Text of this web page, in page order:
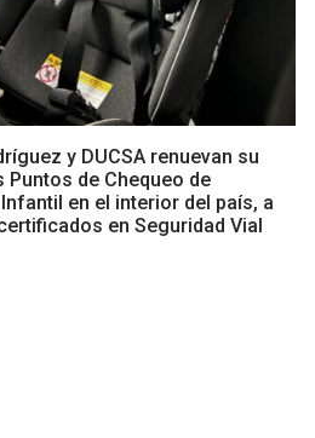
y DUCSA renuevan su
de Chequeo de
en el interior del país, a
en Seguridad Vial